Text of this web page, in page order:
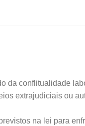
da conflitualidade
extrajudiciais ou
na lei para